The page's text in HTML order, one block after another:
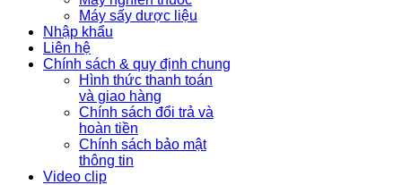
Máy sấy dược liệu
Nhập khẩu
Liên hệ
Chính sách & quy định chung
Hình thức thanh toán
và giao hàng
Chính sách đổi trả và
hoàn tiền
Chính sách bảo mật
thông tin
Video clip